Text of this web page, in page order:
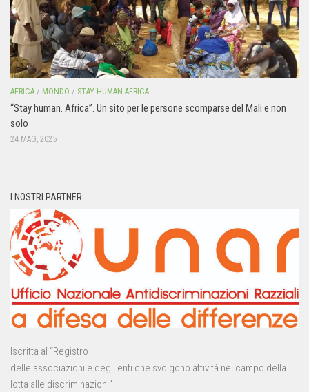
AFRICA / MONDO / STAY HUMAN AFRICA
“Stay human. Africa”. Un sito per le persone scomparse del Mali e non
solo
24 MAG, 2025
I NOSTRI PARTNER:
Iscritta al “Registro
delle associazioni e degli enti che svolgono attività nel campo della
lotta alle discriminazioni”